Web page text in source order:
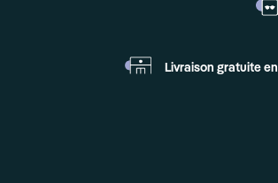
Livraison gratuite en